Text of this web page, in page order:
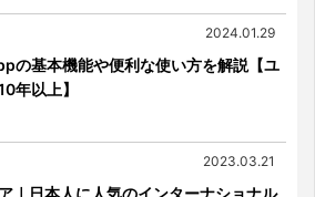
2024.01.29
の基本機能や便利な使い方を解説【ユ
年以上】
2023.03.21
｜日本人に人気のインターナショナル